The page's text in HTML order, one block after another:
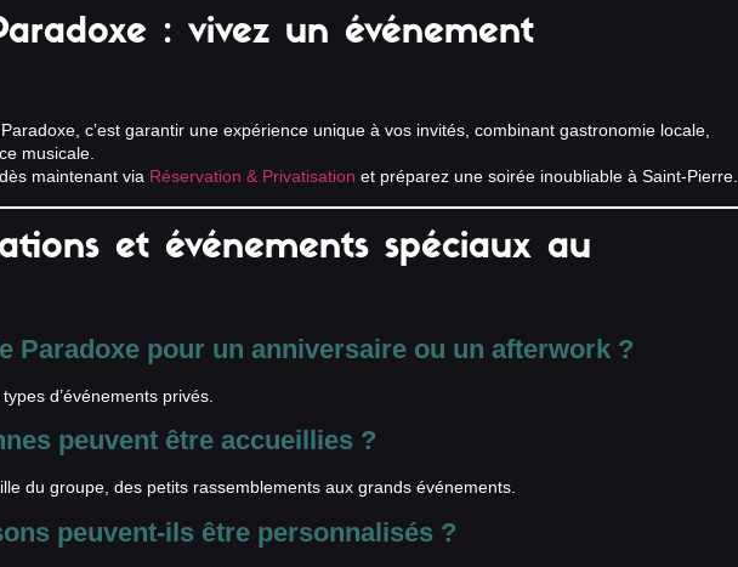
: vivez un événement
c’est garantir une expérience unique à vos invités, combinant gastronomie locale,
musicale.
maintenant via Réservation & Privatisation et préparez une soirée inoubliable à Saint-Pierre.
et événements spéciaux au
Paradoxe pour un anniversaire ou un afterwork ?
d’événements privés.
peuvent être accueillies ?
du groupe, des petits rassemblements aux grands événements.
peuvent-ils être personnalisés ?